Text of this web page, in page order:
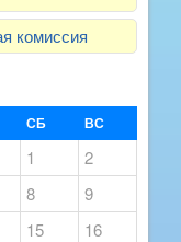
комиссия
СБ ВС
1
2
8
9
15
16